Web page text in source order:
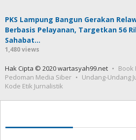
PKS Lampung Bangun Gerakan
Berbasis Pelayanan, Targetkan 56
Sahabat…
1,480 views
Hak Cipta © 2020 wartasyah99.net
Book
Pedoman Media Siber
Undang-Undang
Kode Etik Jurnalistik